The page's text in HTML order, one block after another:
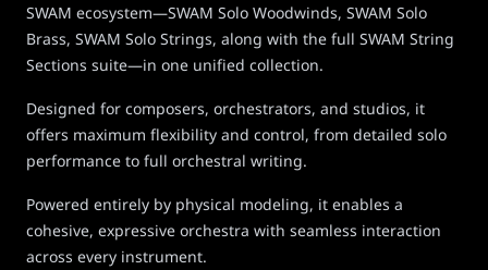
SWAM ecosystem—SWAM Solo Woodwinds, SWAM Solo
Brass, SWAM Solo Strings, along with the full SWAM String
Sections suite—in one unified collection.
Designed for composers, orchestrators, and studios, it
offers maximum flexibility and control, from detailed solo
performance to full orchestral writing.
Powered entirely by physical modeling, it enables a
cohesive, expressive orchestra with seamless interaction
across every instrument.